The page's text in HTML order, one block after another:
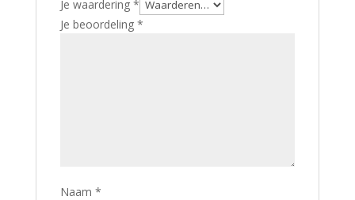
Je waardering *
Je beoordeling *
Naam *